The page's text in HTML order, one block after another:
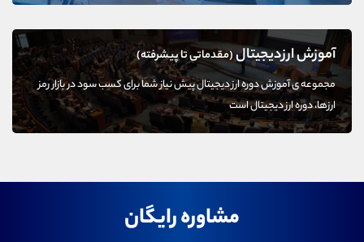
آموزش ارزدیجیتال(مقدماتی تا پیشرفته)
مجموعه ی آموزش دوره ارز دیجیتال پیش نیاز شما برای کسب سود در بازار رمز
ارزها، دوره ارز دیجیتال است
مشاوره رایگان